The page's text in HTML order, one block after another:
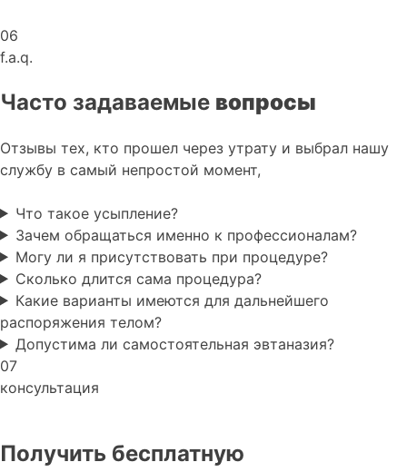
06
f.a.q.
Часто задаваемые вопросы
Отзывы тех, кто прошел через утрату и выбрал нашу
службу в самый непростой момент,
Что такое усыпление?
Зачем обращаться именно к профессионалам?
Могу ли я присутствовать при процедуре?
Сколько длится сама процедура?
Какие варианты имеются для дальнейшего
распоряжения телом?
Допустима ли самостоятельная эвтаназия?
07
консультация
Получить бесплатную